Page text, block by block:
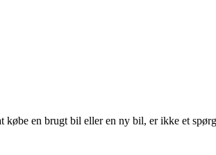
en brugt bil eller en ny bil, er ikke et